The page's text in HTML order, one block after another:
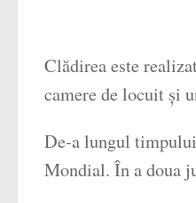
Clădirea este
camere de locuit și
De-a lungul
Mondial. În a doua